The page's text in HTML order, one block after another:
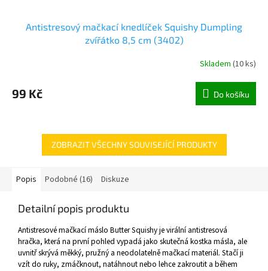
Antistresový mačkací knedlíček Squishy Dumpling
zvířátko 8,5 cm (3402)
Skladem (10 ks)
99 Kč Do košíku
ZOBRAZIT VŠECHNY SOUVISEJÍCÍ PRODUKTY
Popis Podobné (16) Diskuze
Detailní popis produktu
Antistresové mačkací máslo Butter Squishy je virální antistresová
hračka, která na první pohled vypadá jako skutečná kostka másla, ale
uvnitř skrývá měkký, pružný a neodolatelně mačkací materiál. Stačí ji
vzít do ruky, zmáčknout, natáhnout nebo lehce zakroutit a během